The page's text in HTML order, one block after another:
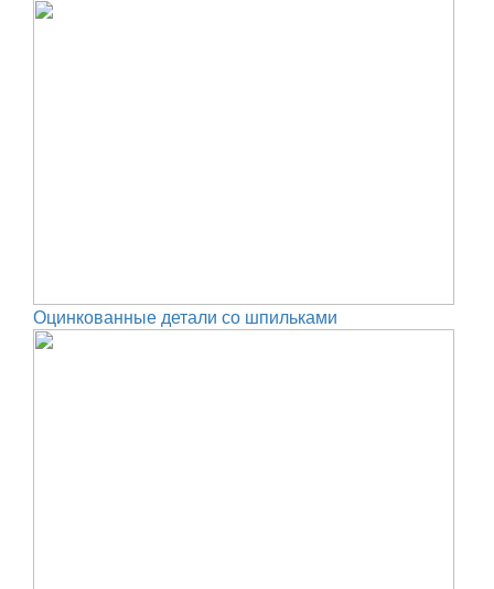
Оцинкованные детали со шпильками